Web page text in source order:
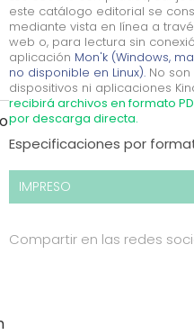
este catálogo editorial se
mediante vista en línea a
web o, para lectura sin
aplicación Mon'k (Windows,
no disponible en Linux).No son
dispositivos ni aplicaciones
recibirá archivos en formato
por descarga directa.
Especificaciones por
IMPRESO
Compartir en las redes